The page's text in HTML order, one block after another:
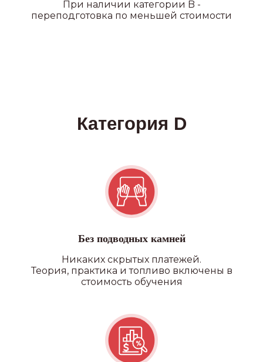
При наличии категории B -
переподготовка по меньшей стоимости
Без подводных камней
Никаких скрытых платежей.
Теория, практика и топливо включены в
стоимость обучения